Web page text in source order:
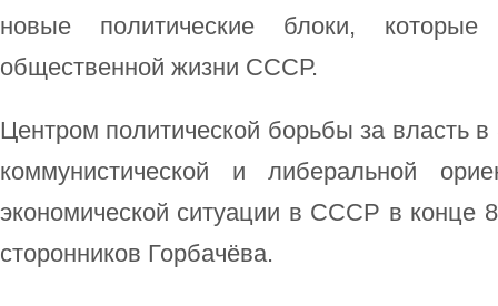
новые политические блоки,
общественной жизни СССР.
Центром политической борьбы за власть в
коммунистической и либеральной
экономической ситуации в СССР в конце
сторонников Горбачёва.